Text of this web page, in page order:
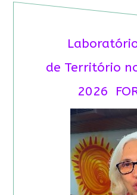
de Território
2026